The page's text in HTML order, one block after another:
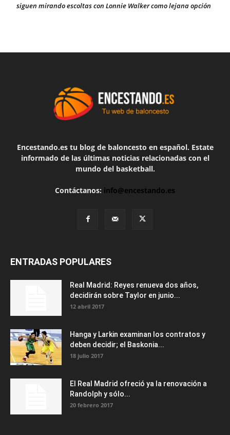
siguen mirando escoltas con Lonnie Walker como lejana opción
Encestando.es tu blog de baloncesto en español. Estate
informado de las últimas noticias relacionadas con el
mundo del basketball.
Contáctanos: info@encestando.es
ENTRADAS POPULARES
Real Madrid: Reyes renueva dos años,
decidirán sobre Taylor en junio...
12 abril 2017
Hanga y Larkin examinan los contratos y
deben decidir; el Baskonia...
18 julio 2017
El Real Madrid ofreció ya la renovación a
Randolph y sólo...
20 febrero 2017